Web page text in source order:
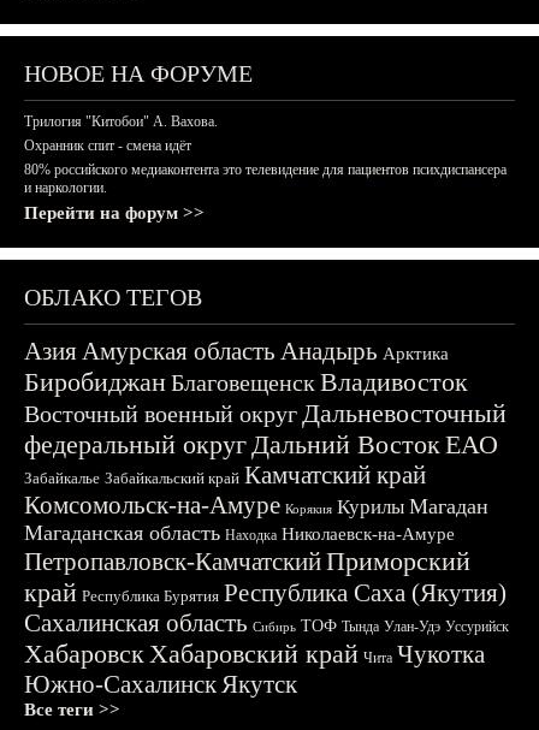
НОВОЕ НА ФОРУМЕ
Трилогия "Китобои" А. Вахова.
Охранник спит - смена идёт
80% российского медиаконтента это телевидение для пациентов психдиспансера
и наркологии.
Перейти на форум >>
ОБЛАКО ТЕГОВ
АзияАмурская область Анадырь Арктика
БиробиджанБлаговещенскВладивосток
Восточный военный округДальневосточный
федеральный округДальний ВостокЕАО
Забайкалье Забайкальский край Камчатский край
Комсомольск-на-Амуре Корякия Курилы Магадан
Магаданская область Находка Николаевск-на-Амуре
Петропавловск-КамчатскийПриморский
край Республика Бурятия Республика Саха (Якутия)
Сахалинская область Сибирь ТОФ Тында Улан-Удэ Уссурийск
ХабаровскХабаровский край Чита Чукотка
Южно-СахалинскЯкутск
Все теги >>